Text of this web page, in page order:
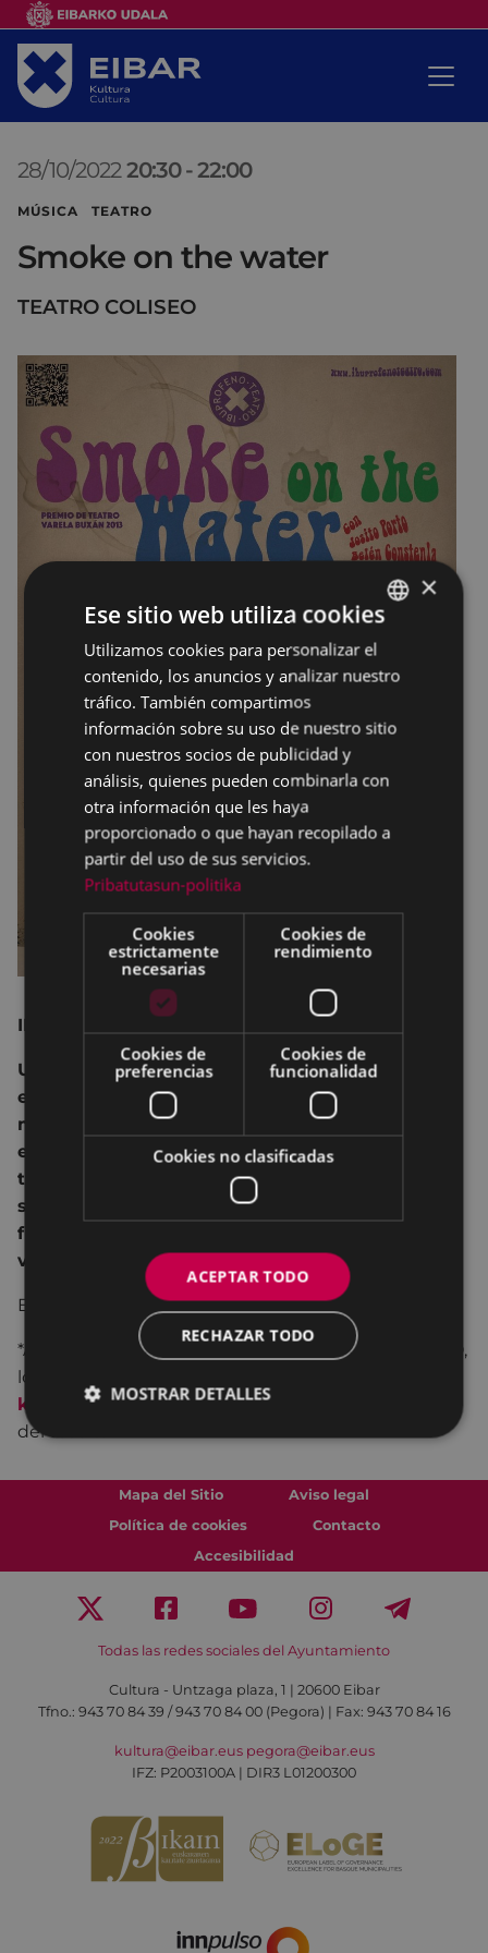
28/10/2022 20:30 -22:00
MÚSICA TEATRO
Smoke on the water
TEATRO COLISEO
IBUPROFENO
Una historia de sexo, drogas, rock and roll,
enfermedad, violencia, prostitución, vandalismo,
muerte y, por supuesto, de amor, todo
ello acompañado de música en directo.Una
tragicomedia sórdida en la que un grupo de
seres humanos fracasados, torpes, perdedores,
frustrados, desgastados y maltratados por la
vida, provocan ternura y compasión.
Entrada: 10 € / 7 € COLISEOAREN LAGUNA
*Anticipadamente en la taquilla del teatro COLISEO,
los lunes y viernes de 17:30 a 19:30 horas y en
kutxabanky una hora antes del inicio en la taquilla
del teatro.
Mapa del Sitio
Aviso legal
Política de cookies
Contacto
Accesibilidad
Todas las redes sociales del Ayuntamiento
Cultura - Untzaga plaza, 1 | 20600 Eibar
Tfno.: 943 70 84 39 / 943 70 84 00 (Pegora) | Fax: 943 70 84 16
kultura@eibar.eus pegora@eibar.eus
IFZ: P2003100A | DIR3 L01200300
BASQUE
SPANISH
×
Ese sitio web utiliza cookies
Utilizamos cookies para personalizar el
contenido, los anuncios y analizar nuestro
tráfico. También compartimos
información sobre su uso de nuestro sitio
con nuestros socios de publicidad y
análisis, quienes pueden combinarla con
otra información que les haya
proporcionado o que hayan recopilado a
partir del uso de sus servicios.
Pribatutasun-politika
Cookies
estrictamente
necesarias
Cookies de
rendimiento
Cookies de
preferencias
Cookies de
funcionalidad
Cookies no clasificadas
ACEPTAR TODO
RECHAZAR TODO
MOSTRAR DETALLES